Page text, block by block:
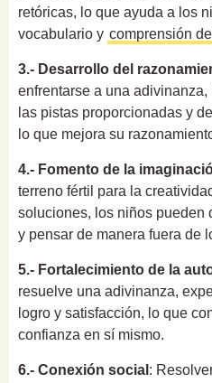
retóricas, lo que ayuda a los
vocabulario y comprensión
3.- Desarrollo del
enfrentarse a una
las pistas proporcionadas y
lo que mejora su
4.- Fomento de la
terreno fértil para la
soluciones, los niños pueden
y pensar de manera fuera de
5.- Fortalecimiento de la
resuelve una adivinanza,
logro y satisfacción, lo que
confianza en sí mismo.
6.- Conexión social :